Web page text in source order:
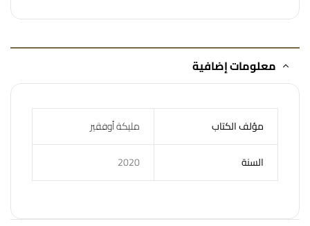
معلومات إضافية
مؤلف الكتاب
مليكة أوفقير
السنة
2020